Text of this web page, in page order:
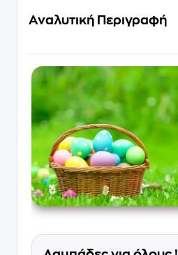
Αναλυτική Περιγραφή